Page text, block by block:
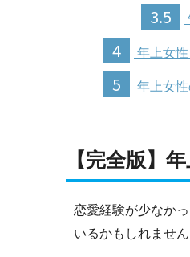
3.5
4 年上女
5 年上女
【完全版】
恋愛経験が少なか
いるかもしれません